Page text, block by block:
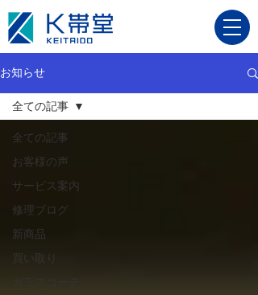
お知らせ
全ての記事
お客様の声
サービス案内
修理ブログ
新商品
買い取り
ガラスコーテ
全ての記事